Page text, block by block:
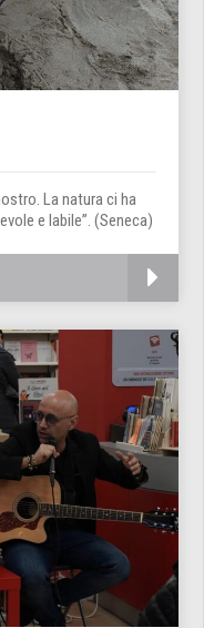
La natura ci ha
e labile”. (Seneca)